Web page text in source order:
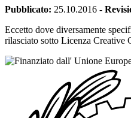
Pubblicato: 25.10.2016 -
Eccetto dove diversamente
rilasciato sotto Licenza Creative